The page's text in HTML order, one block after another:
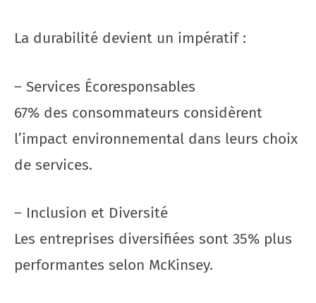
La durabilité devient un impératif :
– Services Écoresponsables
67% des consommateurs considèrent
l’impact environnemental dans leurs choix
de services.
– Inclusion et Diversité
Les entreprises diversifiées sont 35% plus
performantes selon McKinsey.